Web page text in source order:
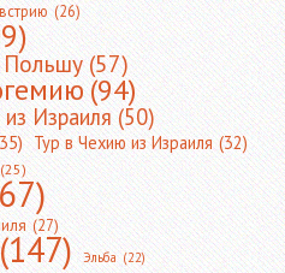
(26)
Польшу (57)
(94)
Израиля (50)
Тур в Чехию из Израиля (32)
(25)
(27)
(147) Эльба (22)